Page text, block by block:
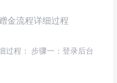
金流程详细过程
过程： 步骤一：登录后台